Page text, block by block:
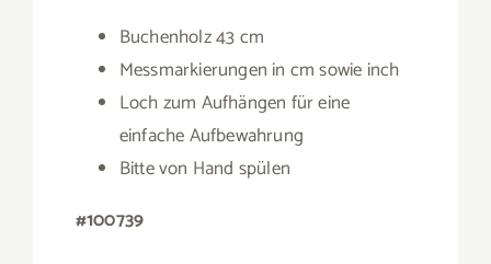
Buchenholz 43 cm
Messmarkierungen in cm sowie inch
Loch zum Aufhängen für eine
einfache Aufbewahrung
Bitte von Hand spülen
#100739